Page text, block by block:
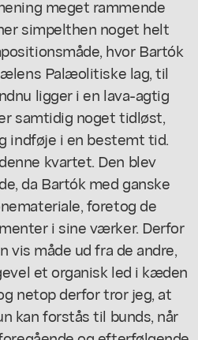
meget rammende
simpelthen noget helt
hvor Bartók
Palæolitiske lag, til
ligger i en lava-agtig
samtidig noget tidløst,
indføje i en bestemt tid.
kvartet. Den blev
da Bartók med ganske
foretog de
i sine værker. Derfor
vis måde ud fra de andre,
et organisk led i kæden
netop derfor tror jeg, at
kan forstås til bunds, når